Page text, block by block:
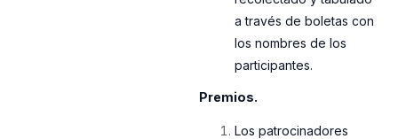
a través de boletas con
los nombres de los
participantes.
Premios.
Los patrocinadores